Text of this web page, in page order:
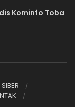
Kominfo Toba